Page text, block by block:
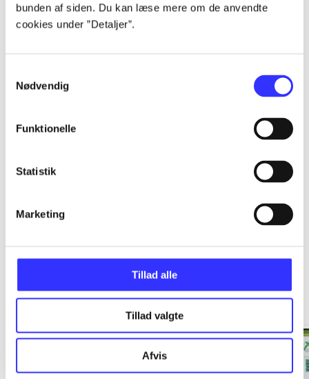
bunden af siden. Du kan læse mere om de anvendte
cookies under ”Detaljer”.
Nødvendig
Funktionelle
Statistik
Marketing
Tillad alle
Tillad valgte
Afvis
...
Minder om